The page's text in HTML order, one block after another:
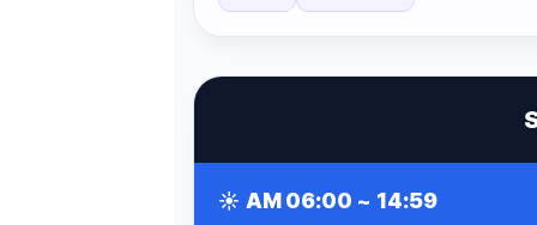
[도전]어휘퀴즈새글
유용한영어표현
유용한영어표현
☀️ AM 06:00 ~ 14:59